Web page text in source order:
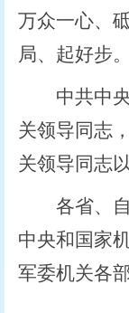
万众一心、
局、起好步。
中共中央
关领导同志
关领导同志
各省、自
中央和国家
军委机关各